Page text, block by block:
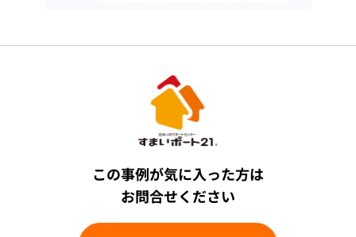
この事例が気に入った方は
お問合せください